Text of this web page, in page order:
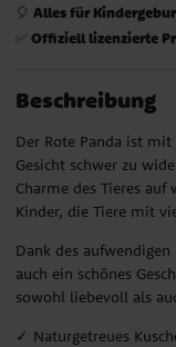
🎈 Alles für
✅ Offiziell lizenzierte
Beschreibung
Der Rote Panda ist
Gesicht schwer zu
Charme des Tieres
Kinder, die Tiere mit
Dank des
auch ein schönes
sowohl liebevoll als
✓ Naturgetreues